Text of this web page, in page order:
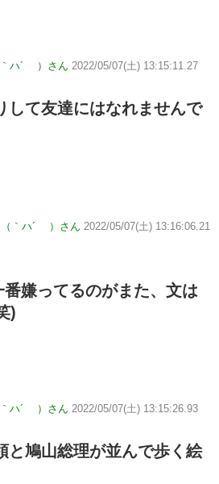
｀ハ´ ）さん 2022/05/07(土) 13:15:11.27
して友達にはなれませんで
（｀ハ´ ）さん 2022/05/07(土) 13:16:06.21
嫌ってるのがまた、文は
)
｀ハ´ ）さん 2022/05/07(土) 13:15:26.93
と鳩山総理が並んで歩く絵